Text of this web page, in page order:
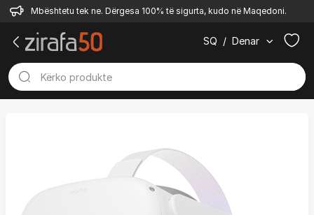
Mbështetu tek ne. Dërgesa 100% të sigurta, kudo në Maqedoni.
SQ / Denar